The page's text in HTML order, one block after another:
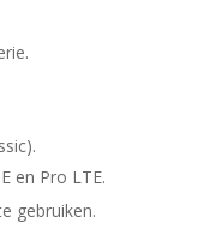
en Pro LTE.
gebruiken.